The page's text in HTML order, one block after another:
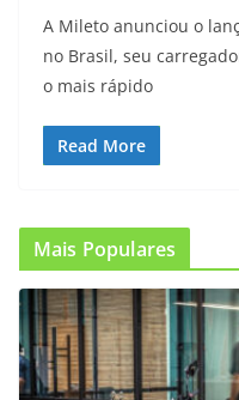
A Mileto anunciou o
no Brasil, seu
o mais rápido
Read More
Mais Populares